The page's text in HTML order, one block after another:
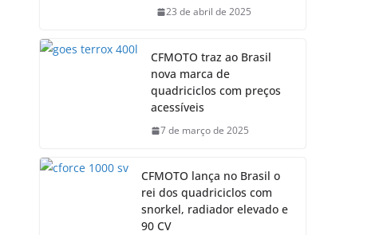
23 de abril de 2025
CFMOTO traz ao Brasil
nova marca de
quadriciclos com preços
acessíveis
7 de março de 2025
CFMOTO lança no Brasil o
rei dos quadriciclos com
snorkel, radiador elevado e
90 CV